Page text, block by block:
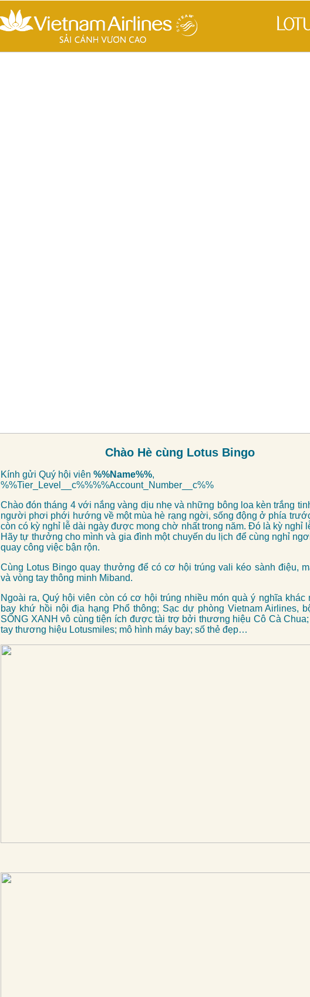
Chào Hè cùng Lotus Bingo
Kính gửi Quý hội viên %%Name%%,
%%Tier_Level__c%%%%Account_Number__c%%
Chào đón tháng 4 với nắng vàng dịu nhẹ và những bông loa kèn trắng
người phơi phới hướng về một mùa hè rạng ngời, sống động ở phía
còn có kỳ nghỉ lễ dài ngày được mong chờ nhất trong năm. Đó là kỳ nghỉ
Hãy tự thưởng cho mình và gia đình một chuyến du lịch để cùng nghỉ
quay công việc bận rộn.
Cùng Lotus Bingo quay thưởng để có cơ hội trúngvali kéo sành điệu,
và vòng tay thông minh Miband.
Ngoài ra, Quý hội viên còn có cơ hội trúng nhiều món quà ý nghĩa khác
bay khứ hồi nội địa hạng Phổ thông; Sạc dự phòng Vietnam Airlines,
SỐNG XANH vô cùng tiện ích được tài trợ bởi thương hiệu Cô Cà
tay thương hiệu Lotusmiles; mô hình máy bay; số thẻ đẹp…